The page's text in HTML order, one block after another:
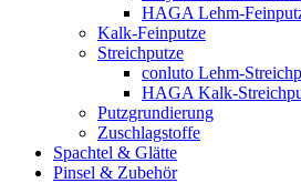
HAGA Lehm-
Kalk-Feinputze
Streichputze
conluto Lehm-
HAGA Kalk-
Putzgrundierung
Zuschlagstoffe
Spachtel & Glätte
Pinsel & Zubehör